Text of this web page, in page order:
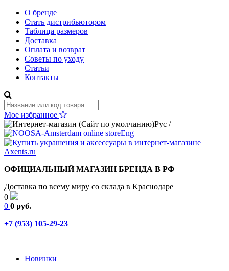
О бренде
Стать дистрибьютором
Таблица размеров
Доставка
Оплата и возврат
Советы по уходу
Статьи
Контакты
Мое избранное
Рус /
Eng
ОФИЦИАЛЬНЫЙ МАГАЗИН БРЕНДА В РФ
Доставка по всему миру со склада в Краснодаре
0
0 0 руб.
+7 (953) 105-29-23
Новинки